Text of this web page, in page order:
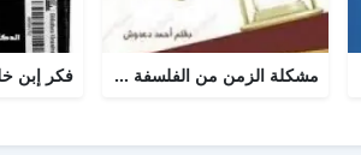
مشكلة الزمن من الفلسفة الى العلم